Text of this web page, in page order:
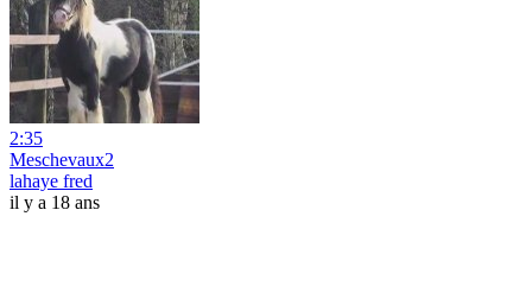
2:35
Meschevaux2
lahaye fred
il y a 18 ans